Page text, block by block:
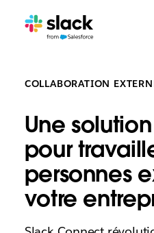
COLLABORATION
Une
pour
personnes
votre